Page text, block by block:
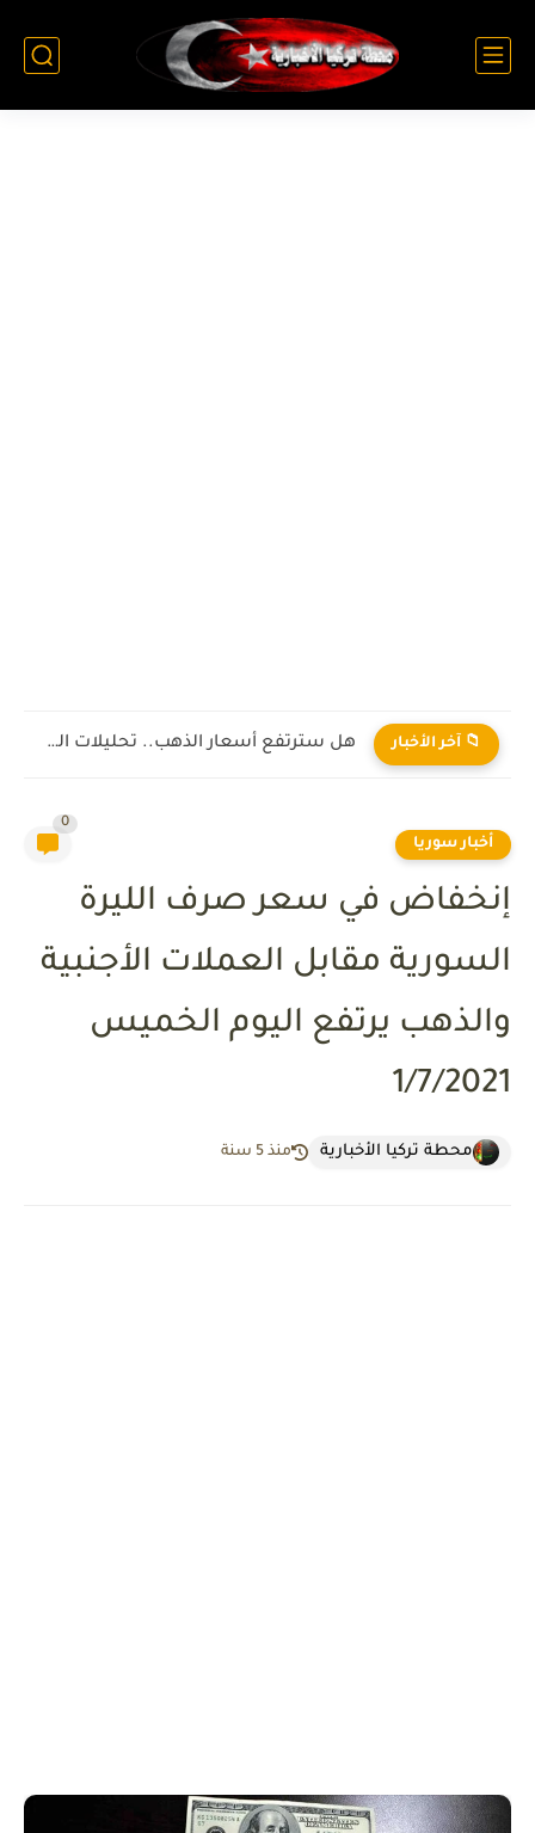
📁 آخر الأخبار هل سترتفع أسعار الذهب.. تحليلات الخبراء
أخبار سوريا
0
إنخفاض في سعر صرف الليرة
السورية مقابل العملات الأجنبية
والذهب يرتفع اليوم الخميس
1/7/2021
محطة تركيا الأخبارية منذ 5 سنة